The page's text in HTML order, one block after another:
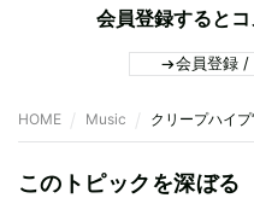
会員登録すると
会員登録 /
HOME Music クリープハイ
このトピックを深ぼる